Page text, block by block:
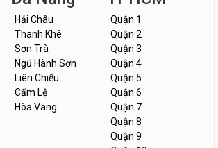
Hải Châu
Thanh Khê
Sơn Trà
Ngũ Hành Sơn
Liên Chiểu
Cẩm Lệ
Hòa Vang
Quận 1
Quận 2
Quận 3
Quận 4
Quận 5
Quận 6
Quận 7
Quận 8
Quận 9